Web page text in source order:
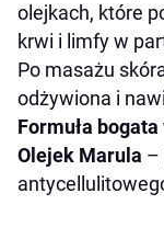
olejkach, które
krwi i limfy w
Po masażu
odżywiona i
Formuła
Olejek Marula –